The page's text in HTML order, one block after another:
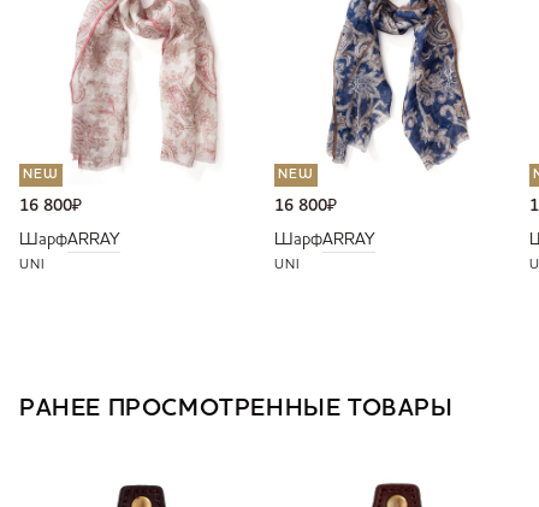
NEW
16 800₽
ШарфARRAY
UNI
NEW
16 800₽
ШарфARRAY
UNI
РАНЕЕ ПРОСМОТРЕННЫЕ ТОВАРЫ